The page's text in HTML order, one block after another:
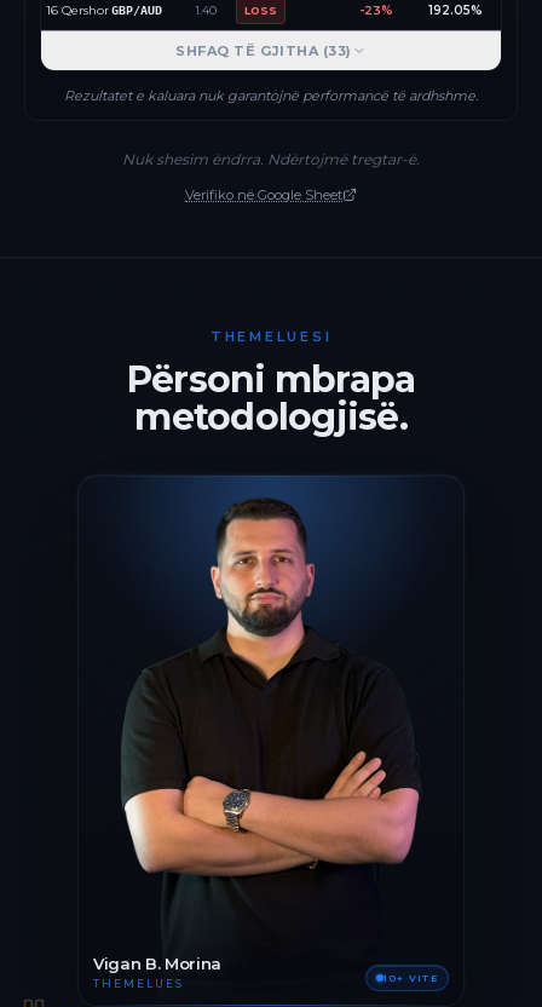
16 QershorGBP/AUD 1.40 LOSS -23% 192.05%
SHFAQ TË GJITHA (33)
Rezultatet e kaluara nuk garantojnë performancë të ardhshme.
Nuk shesim ëndrra. Ndërtojmë tregtar-ë.
Verifiko në Google Sheet
THEMELUESI
Përsoni mbrapa
metodologjisë.
Vigan B. Morina
THEMELUES 10+ VITE